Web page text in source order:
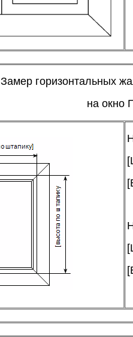
Замер горизонтальных
на окно